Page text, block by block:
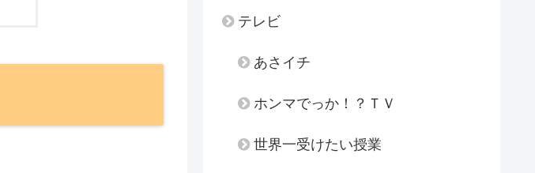
テレビ
あさイチ
ホンマでっか！？ＴＶ
世界一受けたい授業